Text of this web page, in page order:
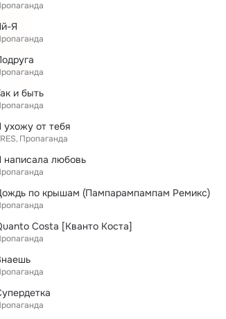
Я
и быть
ухожу от тебя
Пропаганда
написала любовь
по крышам (Пампарампампам Ремикс)
Costa [Кванто Коста]